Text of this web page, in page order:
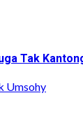
Tak
Umsohy